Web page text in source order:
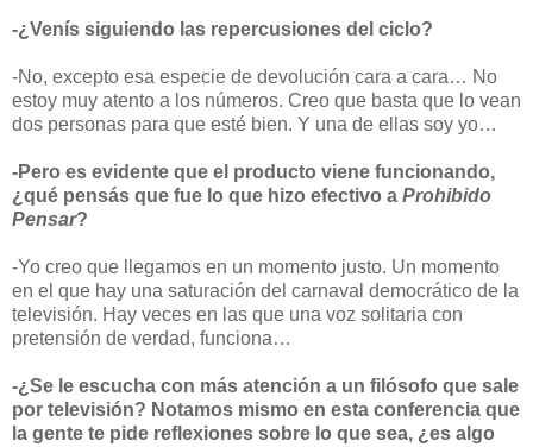
-¿Venís siguiendo las repercusiones del ciclo?
-No, excepto esa especie de devolución cara a cara… No
estoy muy atento a los números. Creo que basta que lo vean
dos personas para que esté bien. Y una de ellas soy yo…
-Pero es evidente que el producto viene funcionando,
¿qué pensás que fue lo que hizo efectivo a Prohibido
Pensar?
-Yo creo que llegamos en un momento justo. Un momento
en el que hay una saturación del carnaval democrático de la
televisión. Hay veces en las que una voz solitaria con
pretensión de verdad, funciona…
-¿Se le escucha con más atención a un filósofo que sale
por televisión? Notamos mismo en esta conferencia que
la gente te pide reflexiones sobre lo que sea, ¿es algo